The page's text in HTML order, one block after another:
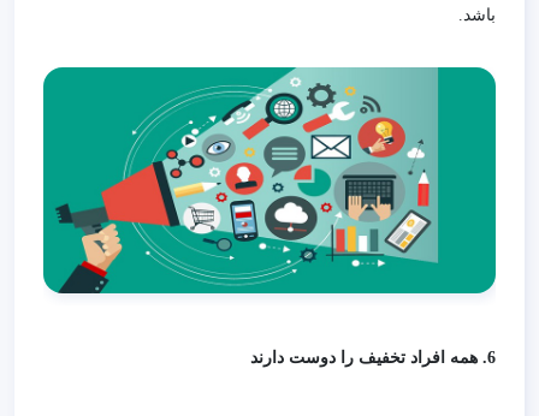
باشد.
6. همه افراد تخفیف را دوست دارند